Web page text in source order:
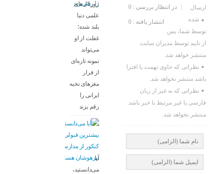
در انتظار بررسی : 0
انتشار یافته : 0
ارسال
شده
توسط شما، پس
از تایید توسط مدیران سایت
منتشر خواهد شد.
نظراتی که حاوی تهمت یا افترا
باشد منتشر نخواهد شد.
نظراتی که به غیر از زبان
فارسی یا غیر مرتبط با خبر باشد
منتشر نخواهد شد.
ژورنال‌های
علمی دنیا
بلند شده؛
غفلت از او
می‌تواند
نمونه تازه‌ای
از فرار
مغزهای نخبه
ایرانی را
رقم بزند
آیا
می‌دانستید،